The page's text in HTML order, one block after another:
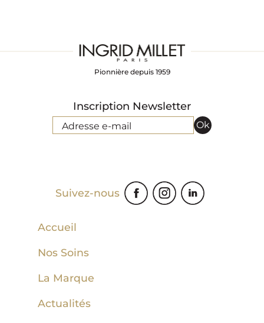
Pionnière depuis 1959
Inscription Newsletter
Adresse e-mail Ok
Suivez-nous
Accueil
Nos Soins
La Marque
Actualités